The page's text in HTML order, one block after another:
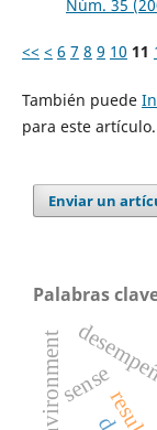
Núm. 35
<< < 6 7 8 9 10 11
También puede
para este artículo.
Enviar un
Palabras
sense